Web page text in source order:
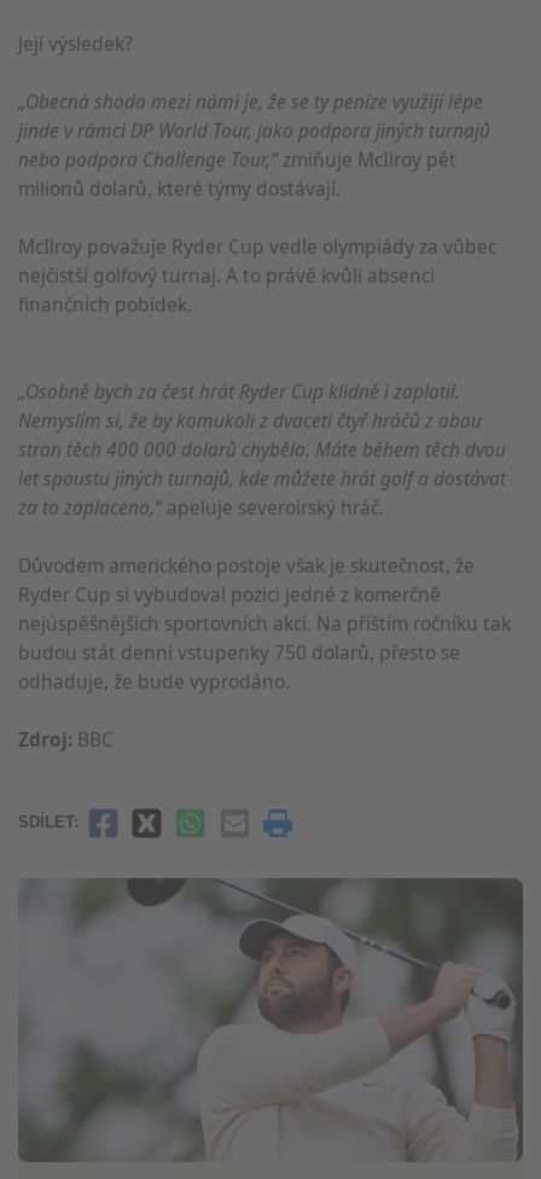
Její výsledek?
„Obecná shoda mezi námi je, že se ty peníze využijí lépe
jinde v rámci DP World Tour, jako podpora jiných turnajů
nebo podpora Challenge Tour,“zmiňuje McIlroy pět
milionů dolarů, které týmy dostávají.
McIlroy považuje Ryder Cup vedle olympiády za vůbec
nejčistší golfový turnaj. A to právě kvůli absenci
finančních pobídek.
„Osobně bych za čest hrát Ryder Cup klidně i zaplatil.
Nemyslím si, že by komukoli z dvaceti čtyř hráčů z obou
stran těch 400 000 dolarů chybělo. Máte během těch dvou
let spoustu jiných turnajů, kde můžete hrát golf a dostávat
za to zaplaceno,“apeluje severoirský hráč.
Důvodem amerického postoje však je skutečnost, že
Ryder Cup si vybudoval pozici jedné z komerčně
nejúspěšnějších sportovních akcí. Na příštím ročníku tak
budou stát denní vstupenky 750 dolarů, přesto se
odhaduje, že bude vyprodáno.
Zdroj: BBC
SDÍLET: